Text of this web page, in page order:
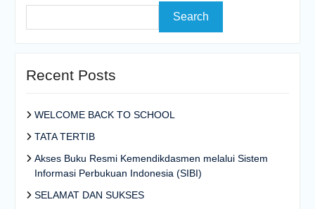
Search
Recent Posts
WELCOME BACK TO SCHOOL
TATA TERTIB
Akses Buku Resmi Kemendikdasmen melalui Sistem
Informasi Perbukuan Indonesia (SIBI)
SELAMAT DAN SUKSES